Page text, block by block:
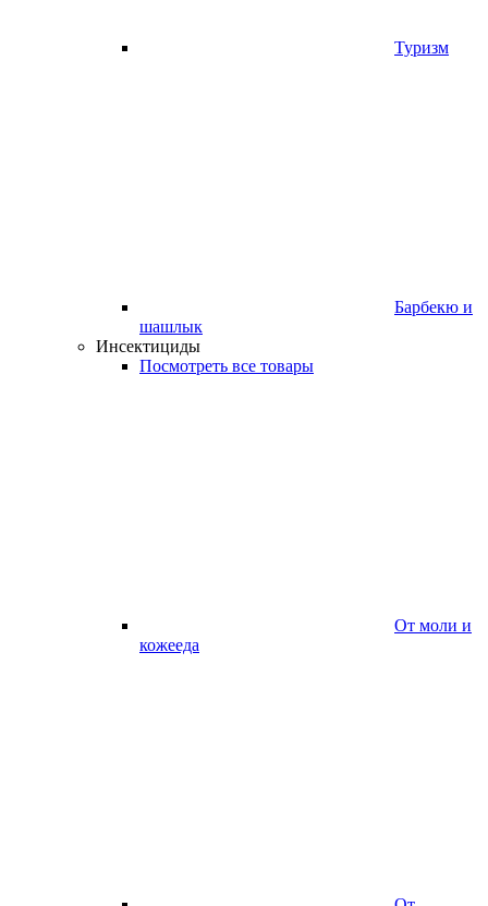
Туризм
Барбекю и
шашлык
Инсектициды
Посмотреть все товары
От моли и
кожееда